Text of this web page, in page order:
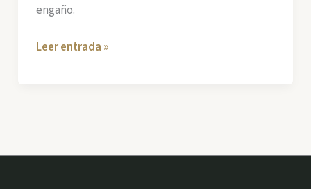
engaño.
Hagamos
Leer entrada »